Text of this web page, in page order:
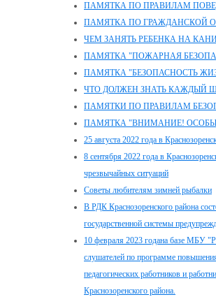
ПАМЯТКА ПО ПРАВИЛАМ
ПАМЯТКА ПО ГРАЖДАНСКОЙ
ЧЕМ ЗАНЯТЬ РЕБЕНКА НА
ПАМЯТКА "ПОЖАРНАЯ
ПАМЯТКА "БЕЗОПАСНОСТЬ
ЧТО ДОЛЖЕН ЗНАТЬ КАЖДЫЙ
ПАМЯТКИ ПО ПРАВИЛАМ
ПАМЯТКА "ВНИМАНИЕ!
25 августа 2022 года в
8 сентября 2022 года в
чрезвычайных ситуаций
Советы любителям зимней рыбалки
В РДК Краснозоренского района
государственной системы
10 февраля 2023 годана базе МБУ
слушателей по программе
педагогических работников и
Краснозоренского района.